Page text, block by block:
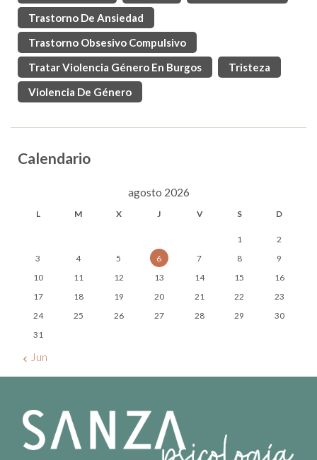
Trastorno De Ansiedad
Trastorno Obsesivo Compulsivo
Tratar Violencia Género En Burgos
Tristeza
Violencia De Género
Calendario
agosto 2026
L M X J V S D
1
2
3
4 5 6 7 8
9
10
11 12 13 14 15
16
17
18 19 20 21 22
23
24
25 26 27 28 29
30
31
« Jun